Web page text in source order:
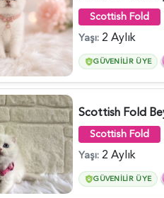
Scottish Fold
Yaşı: 2 Aylık
GÜVENILIR ÜYE
Scottish Fold
Yaşı: 2 Aylık
GÜVENILIR ÜYE